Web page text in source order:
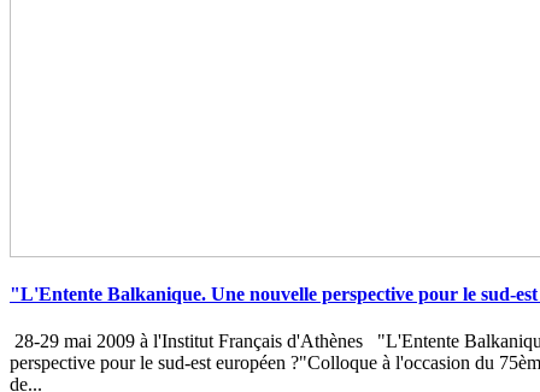
"L'Entente Balkanique. Une nouvelle perspective pour le sud-
28-29 mai 2009 à l'Institut Français d'Athènes "L'Entente
perspective pour le sud-est européen ?"Colloque à l'occasion du
de...